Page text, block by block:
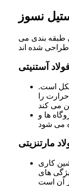
نسوز
طبقه بندی می
آستنیتی
است.
را
ها و
مارتنزیتی
کاری
های